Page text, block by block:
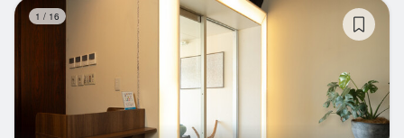
気になる求人
検索履歴・保存した条件
1 / 16